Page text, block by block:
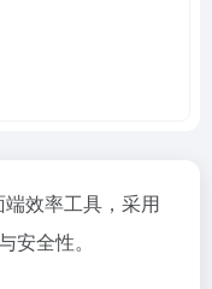
效率工具，采用
安全性。